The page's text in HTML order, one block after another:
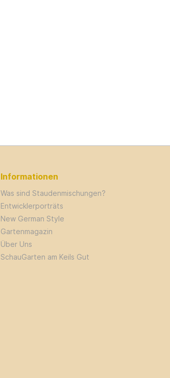
Informationen
Was sind Staudenmischungen?
Entwicklerporträts
New German Style
Gartenmagazin
Über Uns
SchauGarten am Keils Gut